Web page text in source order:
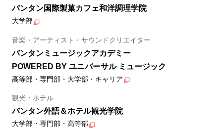
バンタン国際製菓カフェ和洋調理学院
大学部
音楽・アーティスト・サウンドクリエイター
バンタンミュージックアカデミー
POWERED BY ユニバーサル ミュージック
高等部・専門部・大学部・キャリア
観光・ホテル
バンタン外語＆ホテル観光学院
大学部・専門部・高等部